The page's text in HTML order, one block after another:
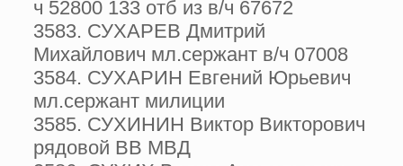
ч 52800 133 отб из в/ч 67672
3583. СУХАРЕВ Дмитрий
Михайлович мл.сержант в/ч 07008
3584. СУХАРИН Евгений Юрьевич
мл.сержант милиции
3585. СУХИНИН Виктор Викторович
рядовой ВВ МВД